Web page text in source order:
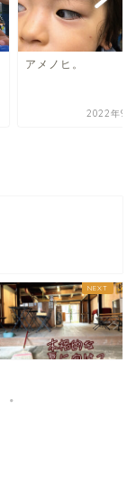
アメノヒ。
2022年9